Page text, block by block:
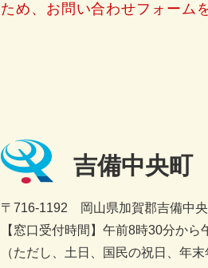
ため、お問い合わせフォーム
吉備中央町
〒716-1192 岡山県加賀郡吉備中
【窓口受付時間】午前8時30分から
（ただし、土日、国民の祝日、年